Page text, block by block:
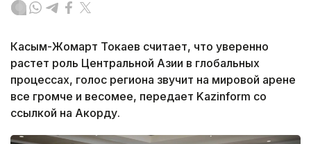
Касым-Жомарт Токаев считает, что уверенно
растет роль Центральной Азии в глобальных
процессах, голос региона звучит на мировой арене
все громче и весомее, передает Kazinform со
ссылкой на Акорду.